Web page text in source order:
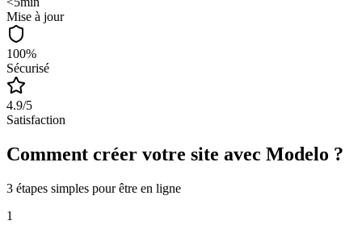
Mise à jour
100%
Sécurisé
4.9/5
Satisfaction
Comment créer votre site avec Modelo ?
3 étapes simples pour être en ligne
1